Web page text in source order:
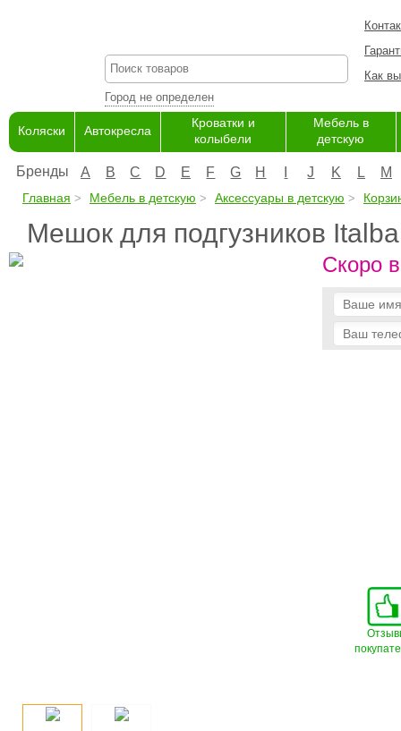
Город не определен
Как
Коляски Автокресла
Кроватки и
колыбели
Мебель в
детскую
Бренды A B C D E F G H J K L M
Главная Мебель в детскую Аксессуары в детскую
Мешок для подгузников
Скоро